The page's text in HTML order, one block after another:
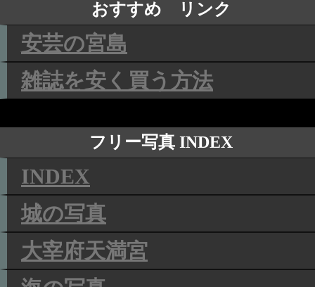
おすすめ リンク
安芸の宮島
雑誌を安く買う方法
フリー写真 INDEX
INDEX
城の写真
大宰府天満宮